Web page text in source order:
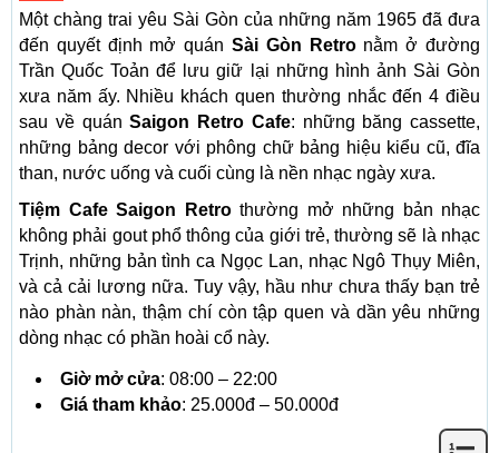
Một chàng trai yêu Sài Gòn của những năm 1965 đã đưa
đến quyết định mở quán Sài Gòn Retro nằm ở đường
Trần Quốc Toản để lưu giữ lại những hình ảnh Sài Gòn
xưa năm ấy. Nhiều khách quen thường nhắc đến 4 điều
sau về quánSaigon Retro Cafe: những băng cassette,
những bảng decor với phông chữ bảng hiệu kiểu cũ, đĩa
than, nước uống và cuối cùng là nền nhạc ngày xưa.
Tiệm Cafe Saigon Retrothường mở những bản nhạc
không phải gout phổ thông của giới trẻ, thường sẽ là nhạc
Trịnh, những bản tình ca Ngọc Lan, nhạc Ngô Thụy Miên,
và cả cải lương nữa. Tuy vậy, hầu như chưa thấy bạn trẻ
nào phàn nàn, thậm chí còn tập quen và dần yêu những
dòng nhạc có phần hoài cổ này.
Giờ mở cửa: 08:00 – 22:00
Giá tham khảo: 25.000đ – 50.000đ